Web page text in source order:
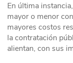
En última
mayor o menor
mayores costos
la contratación
alientan, con sus